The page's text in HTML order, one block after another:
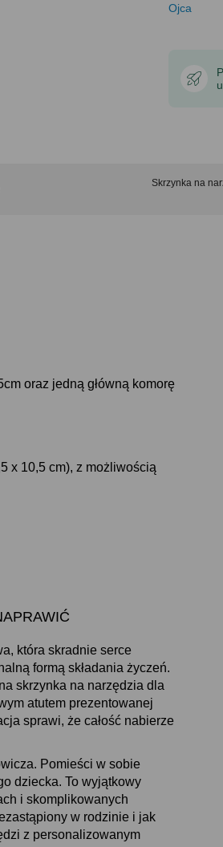
Ojca
Skrzynka na
oraz jedną główną komorę
x 10,5 cm), z możliwością
która skradnie serce
formą składania życzeń.
skrzynka na narzędzia dla
atutem prezentowanej
sprawi, że całość nabierze
Pomieści w sobie
dziecka. To wyjątkowy
i skomplikowanych
w rodzinie i jak
z personalizowanym